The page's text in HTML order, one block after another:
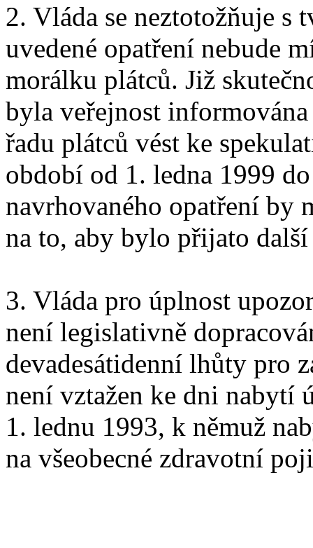
2. Vláda se neztotožňuje s
uvedené opatření nebude
morálku plátců. Již
byla veřejnost
řadu plátců vést ke
období od 1. ledna 1999
navrhovaného opatření by
na to, aby bylo přijato
3. Vláda pro úplnost
není legislativně
devadesátidenní lhůty pro
není vztažen ke dni nabytí
1. lednu 1993, k němuž
na všeobecné zdravotní